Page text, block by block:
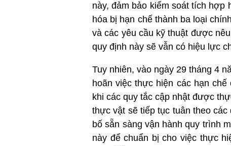
này, đảm bảo kiểm soát tích hợp
hóa bị hạn chế thành ba loại
và các yêu cầu kỹ thuật được
quy định này sẽ vẫn có hiệu lực
Tuy nhiên, vào ngày 29 tháng 4
hoãn việc thực hiện các hạn
khi các quy tắc cập nhật được
thực vật sẽ tiếp tục tuân theo
bố sẵn sàng vận hành quy trình
này để chuẩn bị cho việc thực